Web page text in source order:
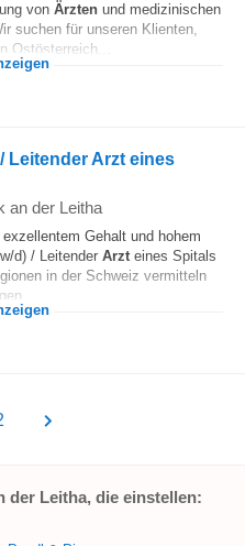
von Ärzten und medizinischen
suchen für unseren Klienten,
Ostösterreich...
Leitender Arzt eines
an der Leitha
Gehalt und hohem
d) / Leitender Arzt eines Spitals
in der Schweiz vermitteln
der Leitha, die einstellen: